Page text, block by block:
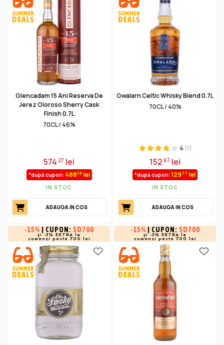
Glencadam 15 Ani Reserva De
Jerez Oloroso Sherry Cask
Finish 0.7L
70CL / 46%
574 27 lei
*după cupon: 48813 lei
IN STOC
ADAUGA IN COS
Gwalarn Celtic Whisky Blend 0.7L
70CL / 40%
4 (1)
15267 lei
*după cupon: 12977 lei
IN STOC
ADAUGA IN COS
-15% | CUPON: SD700
și -3% EXTRA la
comenzi peste 700 lei
-15% | CUPON: SD700
și -3% EXTRA la
comenzi peste 700 lei